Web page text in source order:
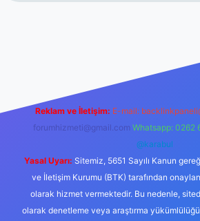
Reklam ve İletişim: E-mail:
forumhizmeti@gmail.com Whatsapp: 0262
@karabul
Yasal Uyarı: Sitemiz, 5651 Sayılı Kanun
ve İletişim Kurumu (BTK) tarafından
olarak hizmet vermektedir. Bu nedenle,
olarak denetleme veya araştırma